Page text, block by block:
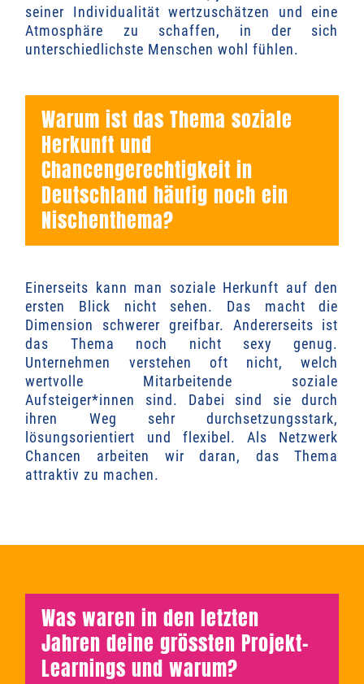
seiner Individualität wertzuschätzen und eine
Atmosphäre zu schaffen, in der sich
unterschiedlichste Menschen wohl fühlen.
Warum ist das Thema soziale
Herkunft und
Chancengerechtigkeit in
Deutschland häufig noch ein
Nischenthema?
Einerseits kann man soziale Herkunft auf den
ersten Blick nicht sehen. Das macht die
Dimension schwerer greifbar. Andererseits ist
das Thema noch nicht sexy genug.
Unternehmen verstehen oft nicht, welch
wertvolle Mitarbeitende soziale
Aufsteiger*innen sind. Dabei sind sie durch
ihren Weg sehr durchsetzungsstark,
lösungsorientiert und flexibel. Als Netzwerk
Chancen arbeiten wir daran, das Thema
attraktiv zu machen.
Was waren in den letzten
Jahren deine grössten Projekt-
Learnings und warum?